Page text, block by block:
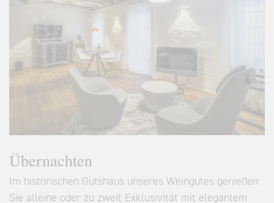
Übernachten
Im historischen Gutshaus unseres Weingutes genießen
Sie alleine oder zu zweit Exklusivität mit elegantem